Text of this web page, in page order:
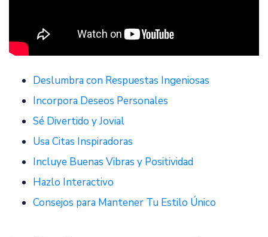
Deslumbra con Respuestas Ingeniosas
Incorpora Deseos Personales
Sé Divertido y Jovial
Usa Citas Inspiradoras
Incluye Buenas Vibras y Positividad
Hazlo Interactivo
Consejos para Mantener Tu Estilo Único